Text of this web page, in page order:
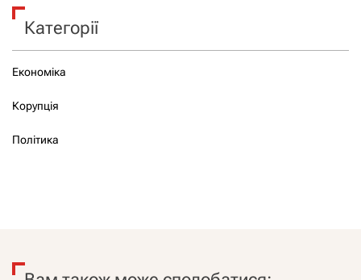
Категорії
Економіка
Корупція
Політика